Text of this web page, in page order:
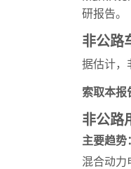
研报告。
非公路
据估计，
索取本报
非公路
主要趋势
混合动力